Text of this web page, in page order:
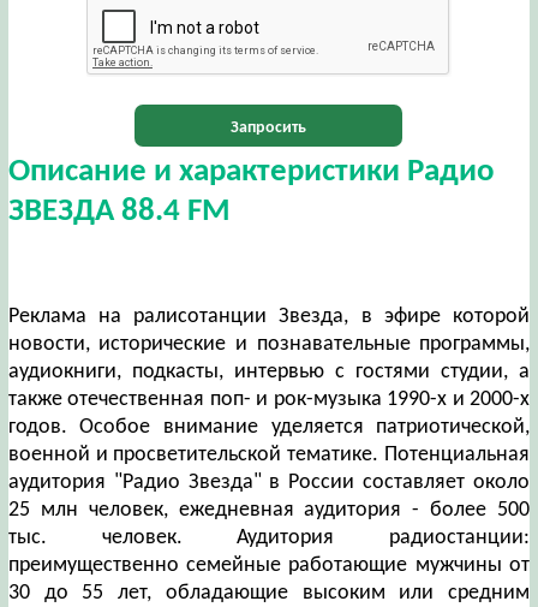
Запросить
Описание и характеристики Радио
ЗВЕЗДА 88.4 FM
Реклама на ралисотанции Звезда, в эфире которой
новости, исторические и познавательные программы,
аудиокниги, подкасты, интервью с гостями студии, а
также отечественная поп- и рок-музыка 1990-x и 2000-х
годов. Особое внимание уделяется патриотической,
военной и просветительской тематике. Потенциальная
аудитория "Радио Звезда" в России составляет около
25 млн человек, ежедневная аудитория - более 500
тыс. человек. Аудитория радиостанции:
преимущественно семейные работающие мужчины от
30 до 55 лет, обладающие высоким или средним